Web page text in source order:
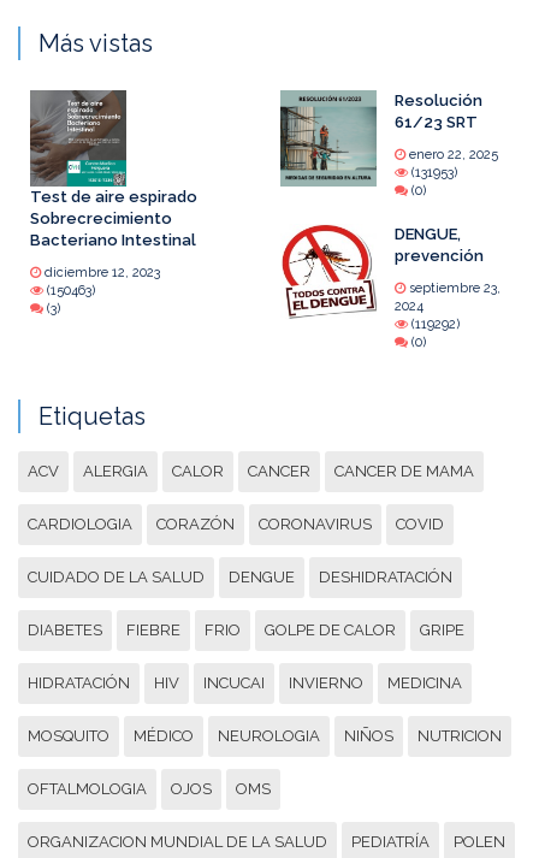
Más vistas
Test de aire espirado
Sobrecrecimiento
Bacteriano Intestinal
diciembre 12, 2023
(150463)
(3)
Resolución
61/23 SRT
enero 22, 2025
(131953)
(0)
DENGUE,
prevención
septiembre 23,
2024
(119292)
(0)
Etiquetas
ACV ALERGIA CALOR CANCER CANCER DE MAMA
CARDIOLOGIA CORAZÓN CORONAVIRUS COVID
CUIDADO DE LA SALUD DENGUE DESHIDRATACIÓN
DIABETES FIEBRE FRIO GOLPE DE CALOR GRIPE
HIDRATACIÓN HIV INCUCAI INVIERNO MEDICINA
MOSQUITO MÉDICO NEUROLOGIA NIÑOS NUTRICION
OFTALMOLOGIA OJOS OMS
ORGANIZACION MUNDIAL DE LA SALUD PEDIATRÍA POLEN